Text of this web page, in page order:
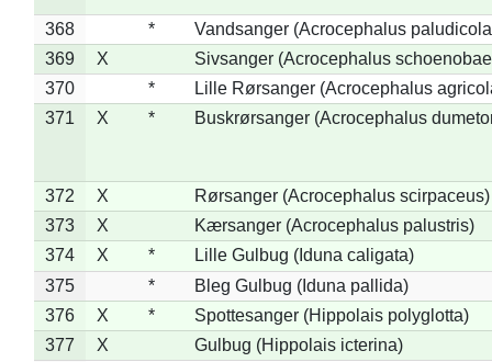
368 *
Vandsanger (Acrocephalus
369
X
Sivsanger (Acrocephalus
370
*
Lille Rørsanger (Acrocephalus
371
X * Buskrørsanger (Acrocephalus
372 X
Rørsanger (Acrocephalus scirpaceus)
373
X
Kærsanger (Acrocephalus palustris)
374
X *
Lille Gulbug (Iduna caligata)
375
*
Bleg Gulbug (Iduna pallida)
376
X *
Spottesanger (Hippolais polyglotta)
377
X
Gulbug (Hippolais icterina)